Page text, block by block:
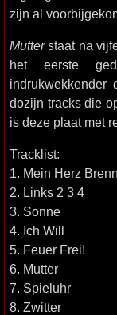
zijn al
Mutterstaat na
het eerste
dozijn tracks die
is deze plaat met
Tracklist:
1. Mein Herz
2. Links 2 3 4
3. Sonne
4. Ich Will
5. Feuer Frei!
6. Mutter
7. Spieluhr
8. Zwitter